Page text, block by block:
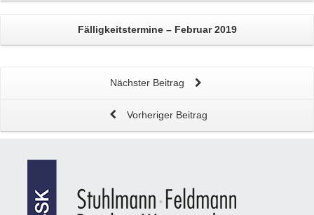
Fälligkeitstermine – Februar 2019
Nächster Beitrag
Vorheriger Beitrag